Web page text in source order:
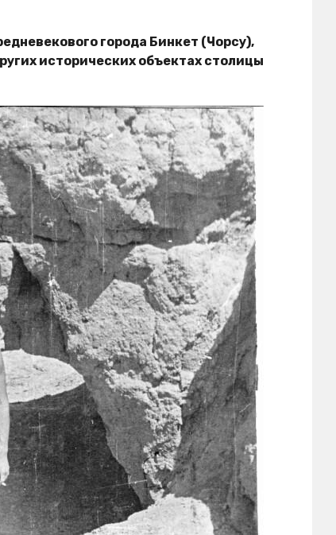
города Бинкет (Чорсу),
исторических объектах столицы